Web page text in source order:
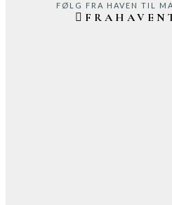
FØLG FRA HAVEN TIL